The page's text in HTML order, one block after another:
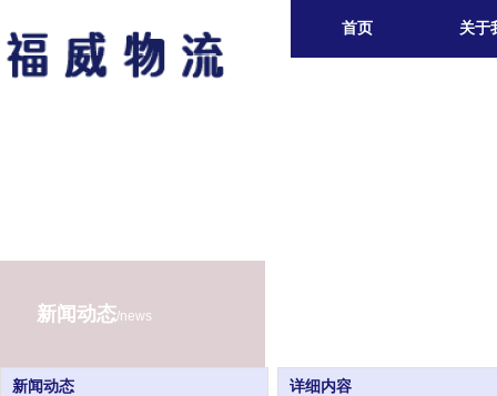
首页 关于
新闻动态/news
新闻动态 详细内容